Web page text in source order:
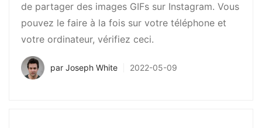
de partager des images GIFs sur Instagram. Vous
pouvez le faire à la fois sur votre téléphone et
votre ordinateur, vérifiez ceci.
par Joseph White 2022-05-09